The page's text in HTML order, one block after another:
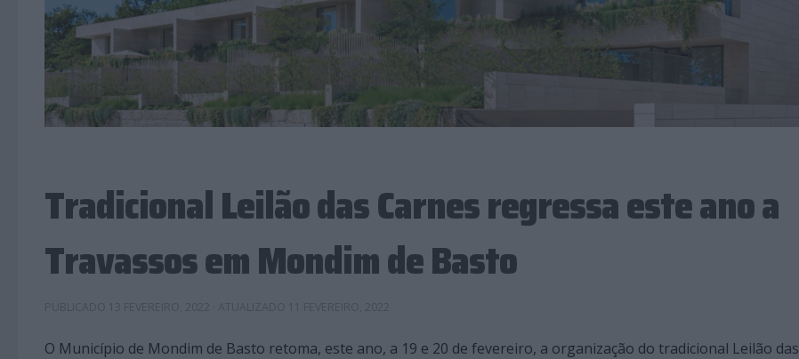
Tradicional Leilão das Carnes regressa este ano a
Travassos em Mondim de Basto
O Município de Mondim de Basto retoma, este ano, a 19 e 20 de fevereiro, a organização do tradicional Leilão das